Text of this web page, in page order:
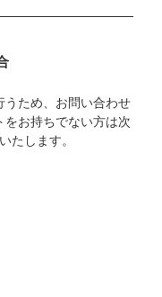
うため、お問い合わせ
をお持ちでない方は次
たします。